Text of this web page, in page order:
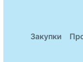
Закупки